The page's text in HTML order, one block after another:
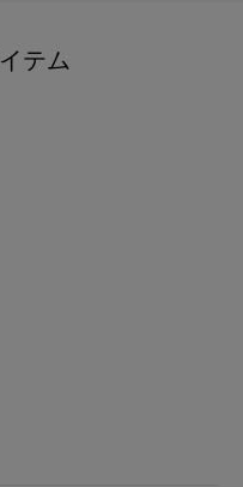
テム